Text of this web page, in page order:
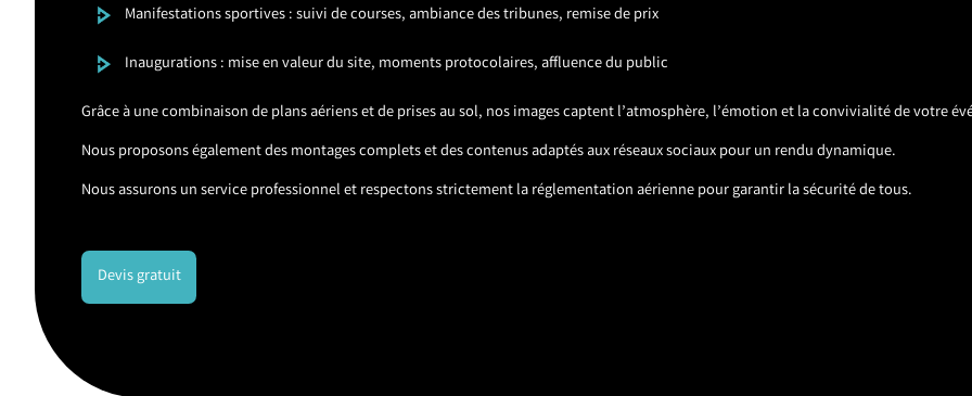
Manifestations sportives : suivi de courses, ambiance des tribunes, remise de prix
Inaugurations : mise en valeur du site, moments protocolaires, affluence du public
Grâce à une combinaison de plans aériens et de prises au sol, nos images captent l’atmosphère, l’émotion et la convivialité de votre
Nous proposons également des montages complets et des contenus adaptés aux réseaux sociaux pour un rendu dynamique.
Nous assurons un service professionnel et respectons strictement la réglementation aérienne pour garantir la sécurité de tous.
Devis gratuit